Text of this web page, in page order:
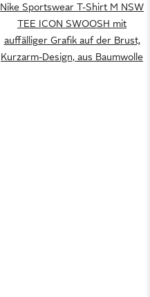
Nike Sportswear T-Shirt M NSW
TEE ICON SWOOSH mit
auffälliger Grafik auf der Brust,
Kurzarm-Design, aus Baumwolle